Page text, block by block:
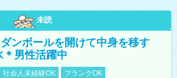
未読
ンボールを開けて中身を移す
男性活躍中
社会人未経験OK ブランクOK